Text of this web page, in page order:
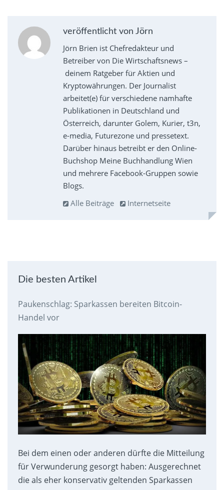
veröffentlicht von Jörn
Jörn Brien ist Chefredakteur und
Betreiber von Die Wirtschaftsnews –
deinem Ratgeber für Aktien und
Kryptowährungen. Der Journalist
arbeitet(e) für verschiedene namhafte
Publikationen in Deutschland und
Österreich, darunter Golem, Kurier, t3n,
e-media, Futurezone und pressetext.
Darüber hinaus betreibt er den Online-
Buchshop Meine Buchhandlung Wien
und mehrere Facebook-Gruppen sowie
Blogs.
Alle Beiträge
Internetseite
Die besten Artikel
Paukenschlag: Sparkassen bereiten Bitcoin-
Handel vor
Bei dem einen oder anderen dürfte die Mitteilung
für Verwunderung gesorgt haben: Ausgerechnet
die als eher konservativ geltenden Sparkassen